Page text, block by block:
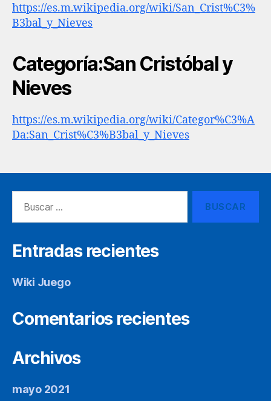
https://es.m.wikipedia.org/wiki/San_Crist%C3%
B3bal_y_Nieves
Categoría:San Cristóbal y
Nieves
https://es.m.wikipedia.org/wiki/Categor%C3%A
Da:San_Crist%C3%B3bal_y_Nieves
Entradas recientes
Wiki Juego
Comentarios recientes
Archivos
mayo 2021